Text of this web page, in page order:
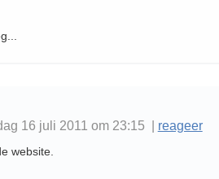
16 juli 2011 om 23:15 | reageer
website.